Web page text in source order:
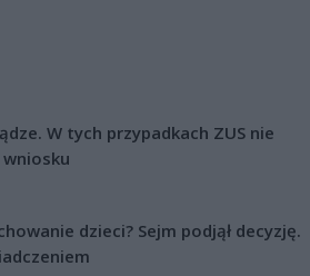
W tych przypadkach ZUS nie
dzieci? Sejm podjął decyzję.